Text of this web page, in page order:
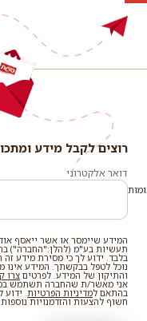
רוצים
מידע
ומתכונים
נוספים?
לרשימת
רוצים לקבל מידע
דואר אלקטרוני
המידע שיימסר או אשר ייאסף
תעשיות בע"מ (להלן:"החברה")
בלבד. ידוע לך כי מסירת מידע
נוכל לטפל בבקשתך. המידע אינו
והתיקון של המידע. לפרטיםצרו
אני מאשר/ת שהחברה תשתמש
בהתאם למדיניות הפרטיות .
חשוף להצעות והזדמנויות